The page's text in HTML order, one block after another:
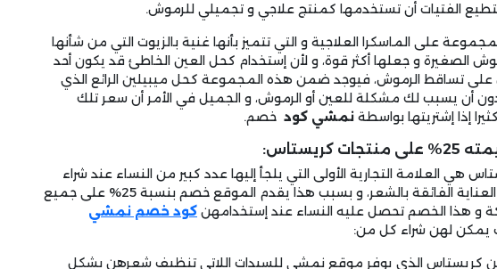
الفتيات أن تستخدمها كمنتج علاجي و تجميلي للرموش.
على الماسكرا العلاجية و التي تتميز بأنها غنية بالزيوت التي من شأنها
الصغيرة و جعلها أكثر قوة، و لأن إستخدام كحل العين الخاطئ قد يكون أحد
على تساقط الرموش، فيوجد ضمن هذه المجموعة كحل ميبيلين الرائع الذي
أن يسبب لك مشكلة للعين أو الرموش، و الجميل في الأمر أن سعر تلك
إذا إشتريتها بواسطة نمشي كود خصم.
هي العلامة التجارية الأولى التي يلجأ إليها عدد كبير من النساء عند شراء
منتجات تقدم لهن العناية الفائقة بالشعر، و بسبب هذا يقدم الموقع خصم بنسبة 25% على جميع
و هذا الخصم تحصل عليه النساء عند إستخدامهن كود خصم نمشي
يمكن لهن شراء كل من:
من كريستاس الذي يوفر موقع نمشي للسيدات اللاتي تنظيف شعرهن بشكل